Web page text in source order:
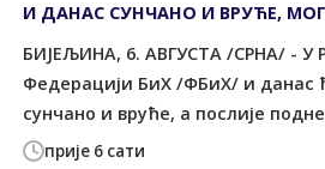
прије 6 сати
И ДАНАС СУНЧАНО И ВРУЋЕ,
БИЈЕЉИНА, 6. АВГУСТА /СРНА/ - У
Федерацији БиХ /ФБиХ/ и данас
сунчано и вруће, а послије